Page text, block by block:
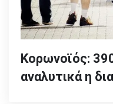
Κορωνοϊός:
αναλυτικά η